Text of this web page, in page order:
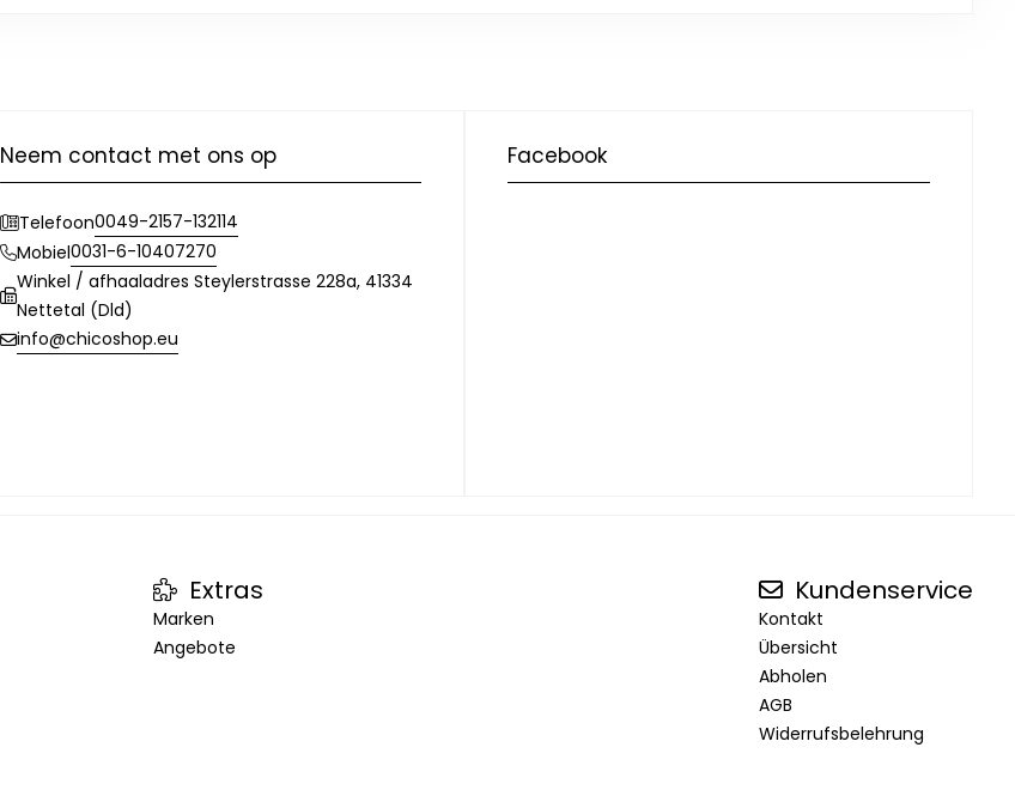
Neem contact met ons op
Telefoon0049-2157-132114
Mobiel0031-6-10407270
Winkel / afhaaladres Steylerstrasse 228a, 41334
Nettetal (Dld)
info@chicoshop.eu
Facebook
Extras
Marken
Angebote
Kundenservice
Kontakt
Übersicht
Abholen
AGB
Widerrufsbelehrung